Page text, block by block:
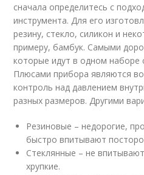
сначала определитесь с
инструмента. Для его
резину, стекло, силикон и
примеру, бамбук. Самыми
которые идут в одном наборе
Плюсами прибора являются
контроль над давлением
разных размеров. Другими
Резиновые – недорогие,
быстро впитывают
Стеклянные – не
хрупкие.